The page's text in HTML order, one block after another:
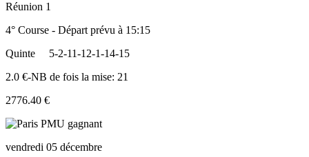
Réunion 1
4° Course - Départ prévu à 15:15
Quinte
5-2-11-12-1-14-15
2.0 €-NB de fois la mise: 21
2776.40 €
vendredi 05 décembre